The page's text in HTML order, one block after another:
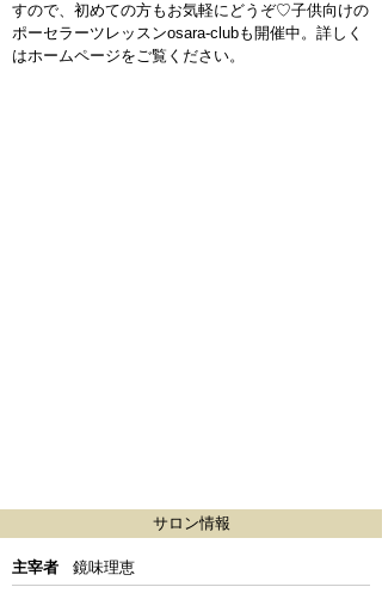
すので、初めての方もお気軽にどうぞ♡子供向けの
ポーセラーツレッスンosara-clubも開催中。詳しく
はホームページをご覧ください。
サロン情報
主宰者
鏡味理恵